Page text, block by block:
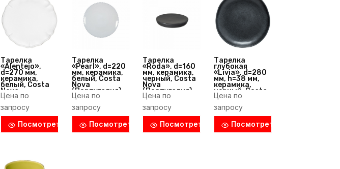
Тарелка
«Alentejo»,
d=270 мм,
керамика,
белый, Costa
Nova
(Португалия)
Цена по
запросу
Посмотреть
Тарелка
«Pearl», d=220
мм, керамика,
белый, Costa
Nova
(Португалия)
Цена по
запросу
Посмотреть
Тарелка
«Roda», d=160
мм, керамика,
черный, Costa
Nova
(Португалия)
Цена по
запросу
Посмотреть
Тарелка
глубокая
«Livia», d=280
мм, h=38 мм,
керамика,
черный, Costa
Nova
Цена по
запросу
Посмотреть